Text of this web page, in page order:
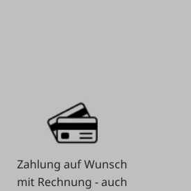
Zahlung auf Wunsch
mit Rechnung - auch